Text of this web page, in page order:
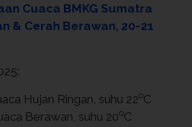
Cuaca BMKG Sumatra
& Cerah Berawan, 20-21
Hujan Ringan, suhu 22oC
Berawan, suhu 20oC